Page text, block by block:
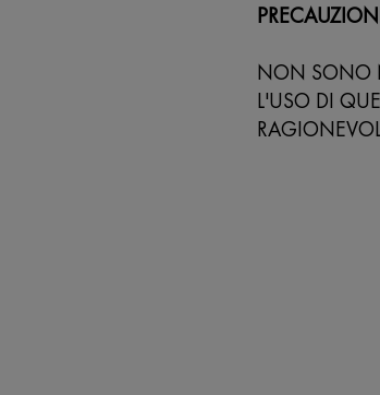
NON SONO
L'USO DI